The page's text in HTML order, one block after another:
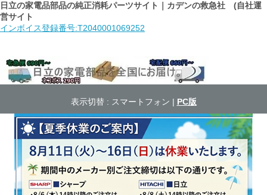
日立の家電品部品の純正消耗パーツサイト｜カデンの救急社 (自社運
営サイト
インボイス登録番号:T2040001069252
表示切替 : スマートフォン | PC版